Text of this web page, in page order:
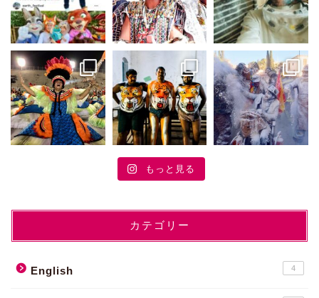
もっと見る
カテゴリー
English 4